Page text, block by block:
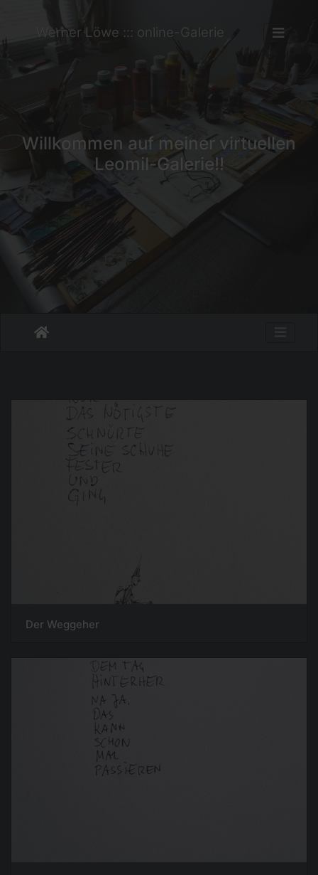
Werner Löwe ::: online-Galerie
Willkommen auf meiner virtuellen
Leomil-Galerie!!
Der Weggeher